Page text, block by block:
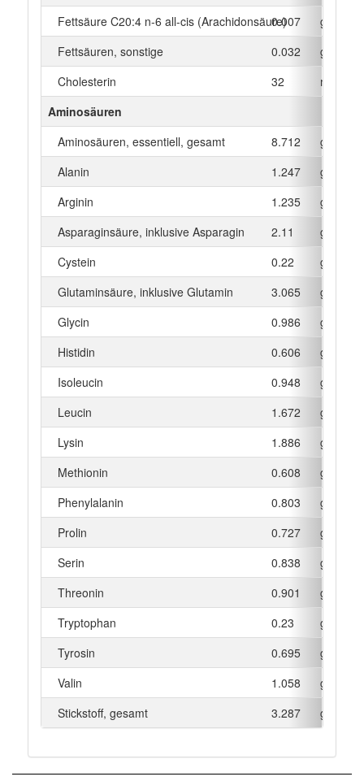
Fettsäure C20:4 n-6 all-cis (Arachidonsäure)0.007
g
Fettsäuren, sonstige
0.032
g
Cholesterin
32
mg
Aminosäuren
Aminosäuren, essentiell, gesamt
8.712
g
Alanin
1.247
g
Arginin
1.235
g
Asparaginsäure, inklusive Asparagin
2.11
g
Cystein
0.22
g
Glutaminsäure, inklusive Glutamin
3.065
g
Glycin
0.986
g
Histidin
0.606
g
Isoleucin
0.948
g
Leucin
1.672
g
Lysin
1.886
g
Methionin
0.608
g
Phenylalanin
0.803
g
Prolin
0.727
g
Serin
0.838
g
Threonin
0.901
g
Tryptophan
0.23
g
Tyrosin
0.695
g
Valin
1.058
g
Stickstoff, gesamt
3.287 g